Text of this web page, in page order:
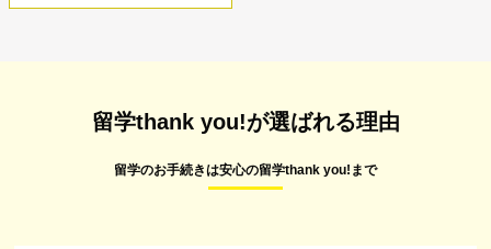
留学thank you!が選ばれる理由
留学のお手続きは安心の留学thank you!まで